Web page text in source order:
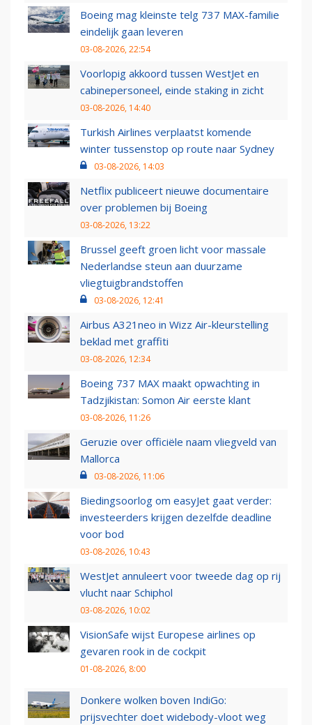
Boeing mag kleinste telg 737 MAX-familie
eindelijk gaan leveren
03-08-2026, 22:54
Voorlopig akkoord tussen WestJet en
cabinepersoneel, einde staking in zicht
03-08-2026, 14:40
Turkish Airlines verplaatst komende
winter tussenstop op route naar Sydney
03-08-2026, 14:03
Netflix publiceert nieuwe documentaire
over problemen bij Boeing
03-08-2026, 13:22
Brussel geeft groen licht voor massale
Nederlandse steun aan duurzame
vliegtuigbrandstoffen
03-08-2026, 12:41
Airbus A321neo in Wizz Air-kleurstelling
beklad met graffiti
03-08-2026, 12:34
Boeing 737 MAX maakt opwachting in
Tadzjikistan: Somon Air eerste klant
03-08-2026, 11:26
Geruzie over officiële naam vliegveld van
Mallorca
03-08-2026, 11:06
Biedingsoorlog om easyJet gaat verder:
investeerders krijgen dezelfde deadline
voor bod
03-08-2026, 10:43
WestJet annuleert voor tweede dag op rij
vlucht naar Schiphol
03-08-2026, 10:02
VisionSafe wijst Europese airlines op
gevaren rook in de cockpit
01-08-2026, 8:00
Donkere wolken boven IndiGo:
prijsvechter doet widebody-vloot weg